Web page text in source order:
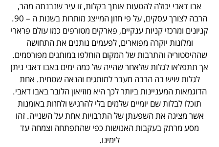
אבו דאבי יכולה להטעות אותך בקלות, זו עיר שנבנתה מהר,
הרבה לצורך עסקים, על פי חזון המייצג מותרות בשנות ה – 90.
קניונים ומרכזי קניות ענקיים, פארקים מטורפים כמו עולם פרארי
ומלונות יוקרה מפוארים, לפעמים נותנים את התחושה
שההיסטוריה והתרבות של המקום הוחלפו במותגים מפורסמים.
אך תתפלאו לגלות שלאחר שהייה של כמה ימים באבו דאבי ניתן
לגלות שיש בה הרבה מעבר למותגים והנאה שטחית. אחת
הדוגמאות המעניינות ביותר לכך היא מוזיאון הלובר באבו דאבי.
תוכלו לבלות שם יומיים שלמים בלי להרגיש ולחזות באומנות
אשר מציגה את השפעתן של התרבויות אחת על השנייה. זהו
מסע מרתק בעקבות האנושות כפי שהתפתחה וצמחה עד
לימינו.